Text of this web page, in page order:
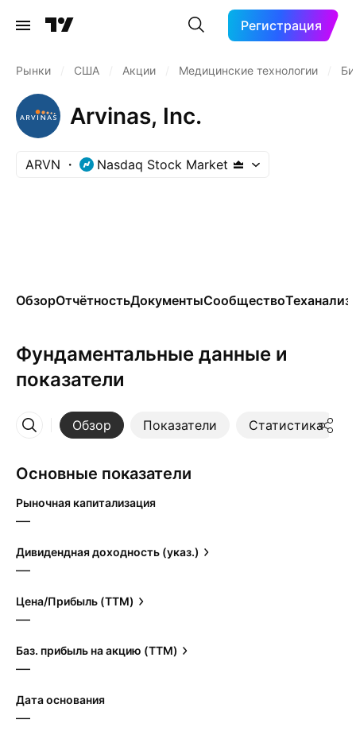
Регистрация
Рынки США Акции Медицинские технологии
Arvinas, Inc.
ARVN Nasdaq Stock Market
ОбзорОтчётностьДокументыСообществоТеханализ
Фундаментальные данные и
показатели
Обзор Показатели Статистика
Ещё
Основные показатели
Рыночная капитализация
—
Дивидендная доходность (указ.)
—
Цена/Прибыль (TTM)
—
Баз. прибыль на акцию (TTM)
—
Дата основания
—